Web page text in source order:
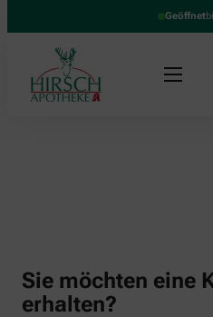
Geöffnet
Sie möchten eine
erhalten?